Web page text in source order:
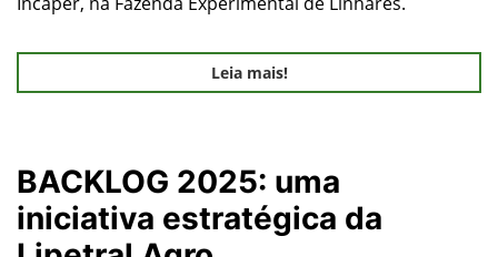
Leia mais!
BACKLOG 2025: uma
iniciativa estratégica da